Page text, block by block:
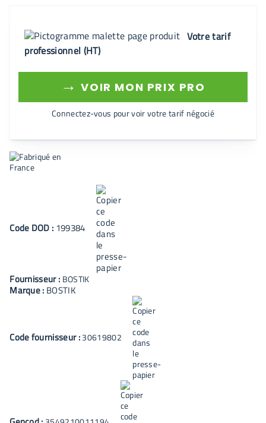
Votre tarif
professionnel (HT)
→ VOIR MON PRIX PRO
Connectez-vous pour voir votre tarif négocié
Code DOD : 199384
Fournisseur : BOSTIK
Marque : BOSTIK
Code fournisseur :30619802